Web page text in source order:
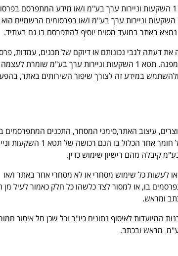
במידה ותהיה סתירה בין התכנים המצויים באתר לבין מידע המצוי בתטא 1 השקעות וניירות ערך בע"מ ו/או מידע המתפרסם
רשמיים של תטא 1 השקעות וניירות ערך בע"מ, המידע המופיע בתטא 1 השקעות וניירות ערך בע"מ ו/או בפרסומים הרשמיים הוא
מביעה את דעתה לגבי נכונותם או דיוקם של תכנים, עמדות,
פרסומות או כל מידע אחר המתפרסמים באתר, או באתרים אליהם האתר מפנה. תטא 1 השקעות וניירות ערך בע"מ
במידע זה לצורך שיפור השירותים באתר,
עיצוב האתר,סימני המסחר, התכנים המתפרסמים
המחשב, קבצי הגרפיקה, הסודות המסחריים וארגון וסידור המידע שבו וכל חומר אחר הכלול בו הנם
לעשות כל שימוש מסחרי או לא מסחרי אחר באתר ו/או
בו, או למסור לצד כלשהו כל חלק כאמור לעיל
המיועדות לאיסוף נתונים כיו"ב וכל שכן חל איסור